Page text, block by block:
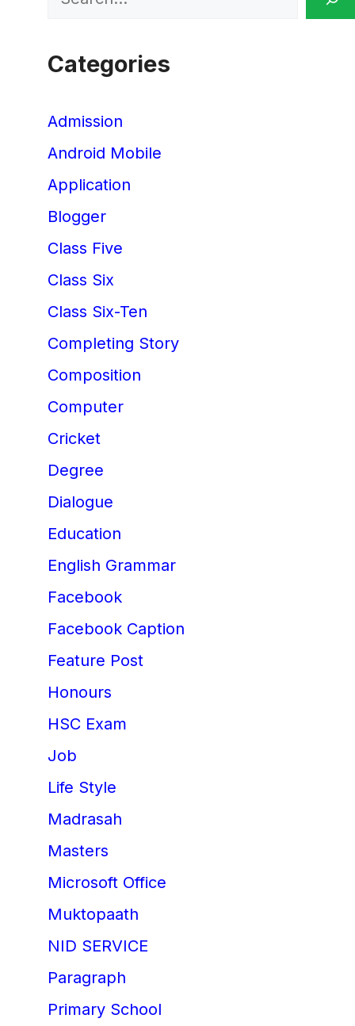
Categories
Admission
Android Mobile
Application
Blogger
Class Five
Class Six
Class Six-Ten
Completing Story
Composition
Computer
Cricket
Degree
Dialogue
Education
English Grammar
Facebook
Facebook Caption
Feature Post
Honours
HSC Exam
Job
Life Style
Madrasah
Masters
Microsoft Office
Muktopaath
NID SERVICE
Paragraph
Primary School